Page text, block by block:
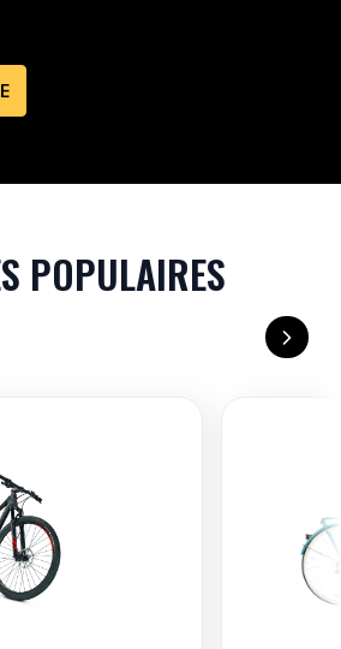
POPULAIRES